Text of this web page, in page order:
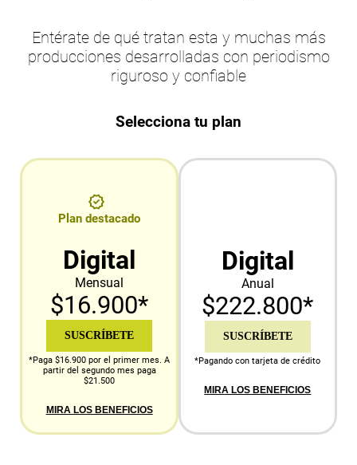
Entérate de qué tratan esta y muchas más
producciones desarrolladas con periodismo
riguroso y confiable
Selecciona tu plan
Plan destacado
Digital
Mensual
$16.900*
SUSCRÍBETE
*Paga $16.900 por el primer mes. A
partir del segundo mes paga
$21.500
MIRA LOS BENEFICIOS
Digital
Anual
$222.800*
SUSCRÍBETE
*Pagando con tarjeta de crédito
MIRA LOS BENEFICIOS